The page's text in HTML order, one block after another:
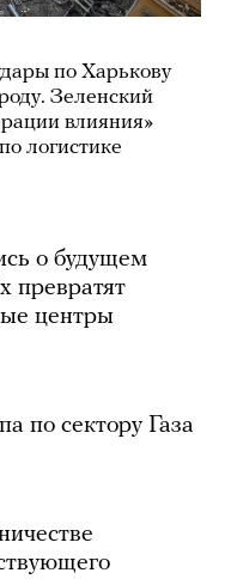
по Харькову
Зеленский
влияния»
логистике
о будущем
превратят
центры
по сектору Газа